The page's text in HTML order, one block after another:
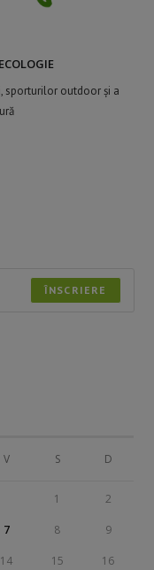
sporturilor outdoor și a
ÎNSCRIERE
V S D
1 2
7 8 9
14 15 16